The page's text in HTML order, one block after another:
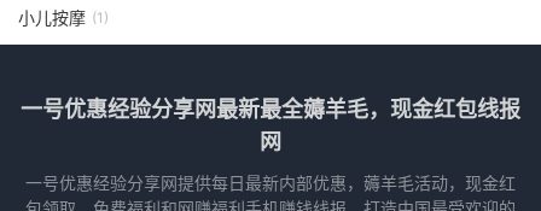
小儿按摩 (1)
一号优惠经验分享网最新最全薅羊毛，现金红包线报
网
一号优惠经验分享网提供每日最新内部优惠，薅羊毛活动，现金红